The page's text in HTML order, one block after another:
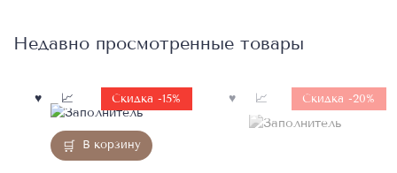
Недавно просмотренные товары
В корзину
Скидка -15%
Нет в
наличииСкидка -20%